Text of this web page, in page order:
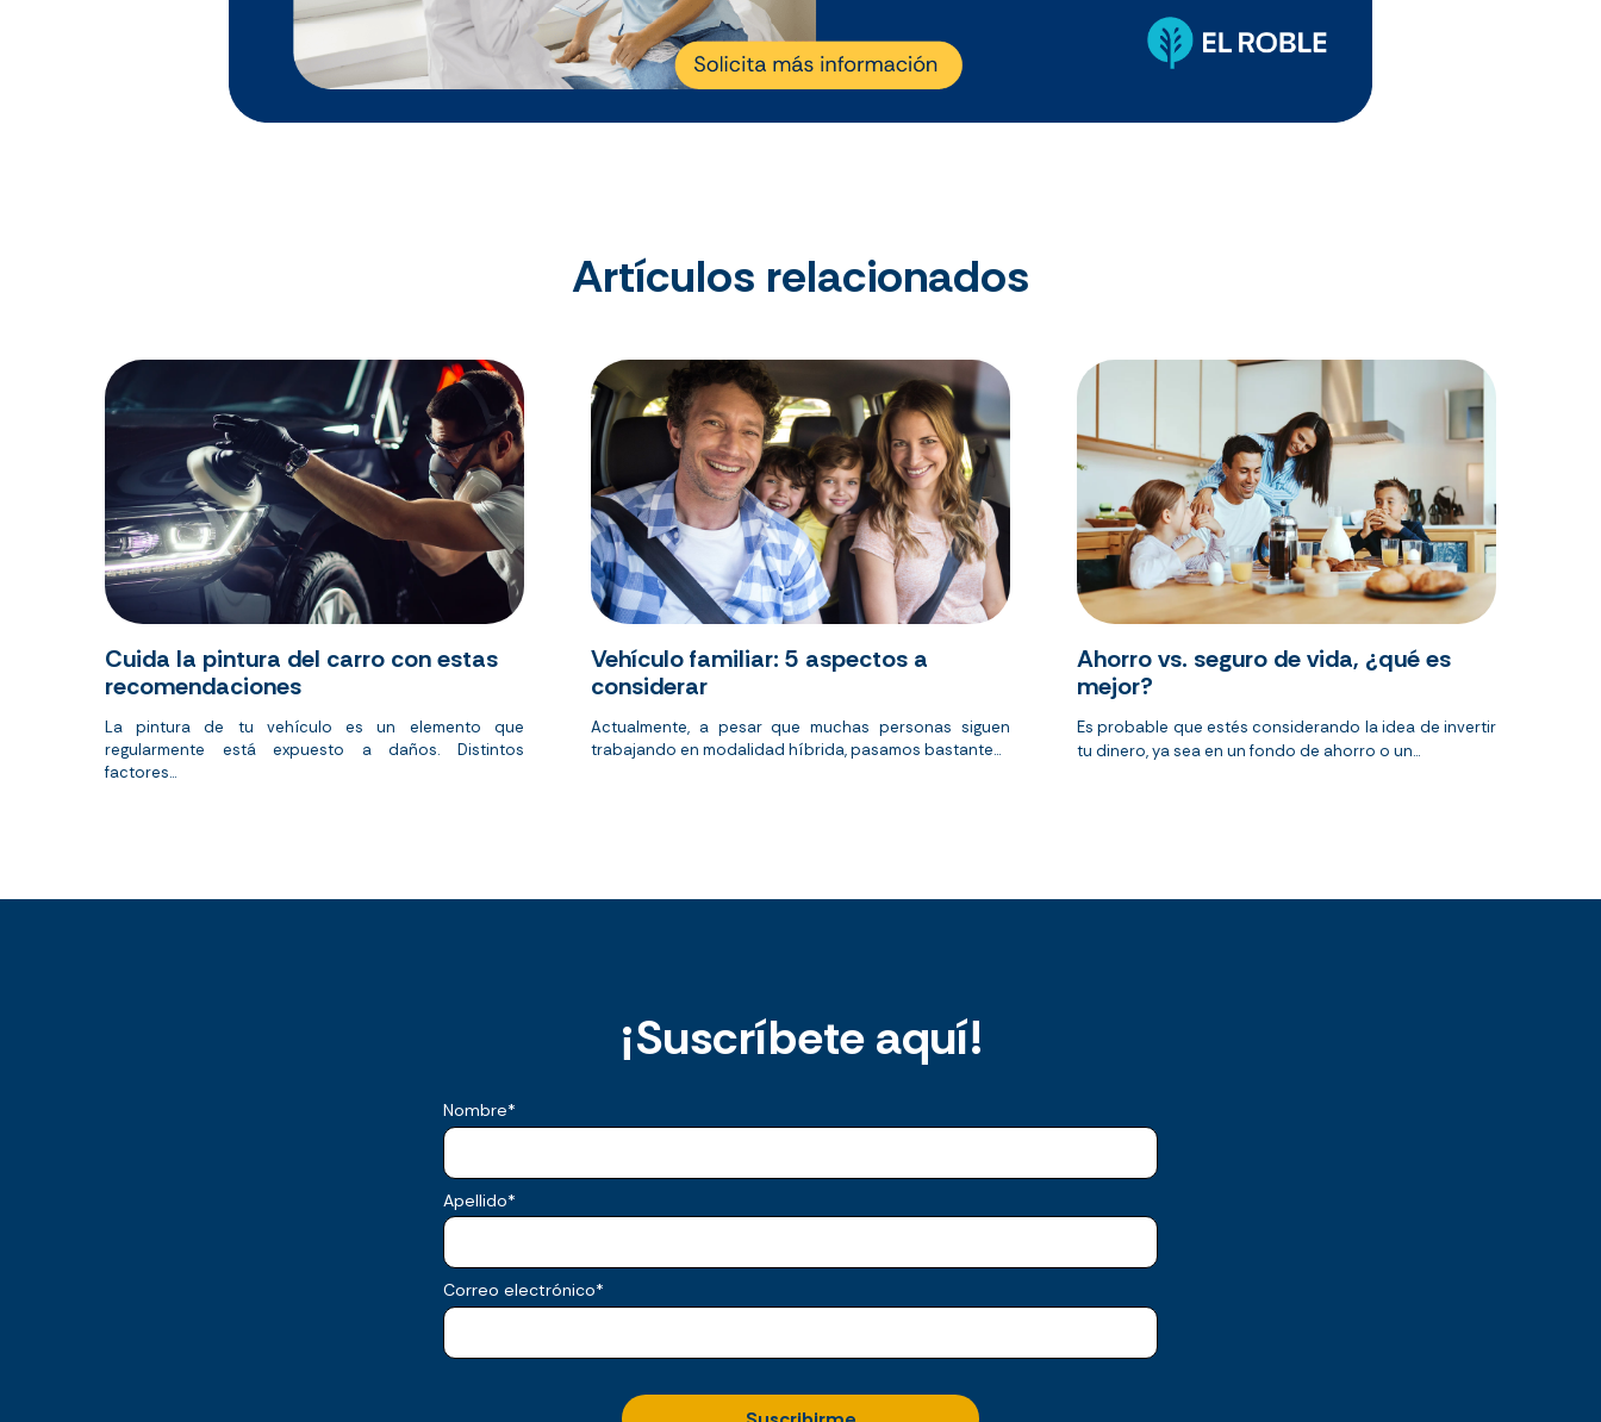
Artículos relacionados
Cuida la pintura del carro con estas
recomendaciones
La pintura de tu vehículo es un elemento que
regularmente está expuesto a daños. Distintos
factores...
Vehículo familiar: 5 aspectos a
considerar
Actualmente, a pesar que muchas personas siguen
trabajando en modalidad híbrida, pasamos bastante...
Ahorro vs. seguro de vida, ¿qué es
mejor?
Es probable que estés considerando la idea de invertir
tu dinero, ya sea en un fondo de ahorro o un...
¡Suscríbete aquí!
Nombre*
Apellido*
Correo electrónico*